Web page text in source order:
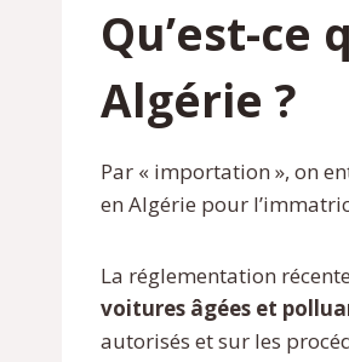
Qu’est-
Algérie ?
Par « importation », on
en Algérie pour
La réglementation
voitures âgées et
autorisés et sur les